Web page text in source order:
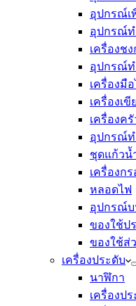
อุปกรณ์เ
อุปกรณ์ท
เครื่องช
อุปกรณ์ท
เครื่องมื
เครื่องเ
เครื่องครั
อุปกรณ์
ชุดแก้วน้
เครื่องก
หลอดไฟ
อุปกรณ์บ
ของใช้ป
ของใช้ส่
เครื่องประดับ
นาฬิกา
เครื่องป